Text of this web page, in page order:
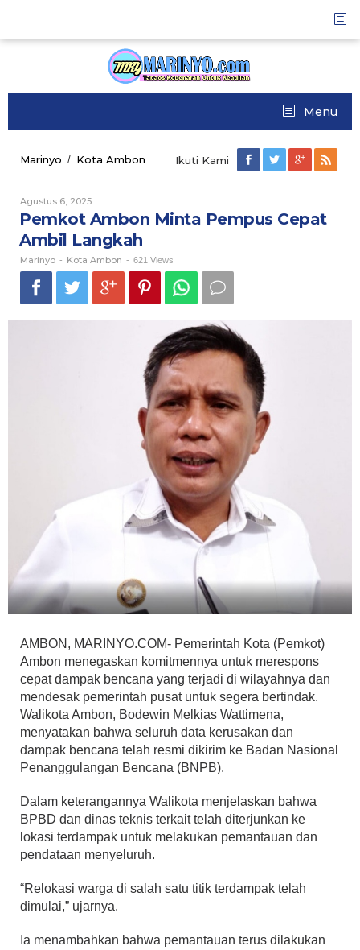
content
Menu
Marinyo / Kota Ambon Pemkot
Cepat
Ikuti Kami
Agustus 6, 2025
Marinyo
Pemkot Ambon Minta Pempus Cepat
Ambil Langkah
Marinyo - Kota Ambon - 621 Views
AMBON, MARINYO.COM- Pemerintah Kota (Pemkot)
Ambon menegaskan komitmennya untuk merespons
cepat dampak bencana yang terjadi di wilayahnya dan
mendesak pemerintah pusat untuk segera bertindak.
Walikota Ambon, Bodewin Melkias Wattimena,
menyatakan bahwa seluruh data kerusakan dan
dampak bencana telah resmi dikirim ke Badan Nasional
Penanggulangan Bencana (BNPB).
Dalam keterangannya Walikota menjelaskan bahwa
BPBD dan dinas teknis terkait telah diterjunkan ke
lokasi terdampak untuk melakukan pemantauan dan
pendataan menyeluruh.
“Relokasi warga di salah satu titik terdampak telah
dimulai,” ujarnya.
Ia menambahkan bahwa pemantauan terus dilakukan